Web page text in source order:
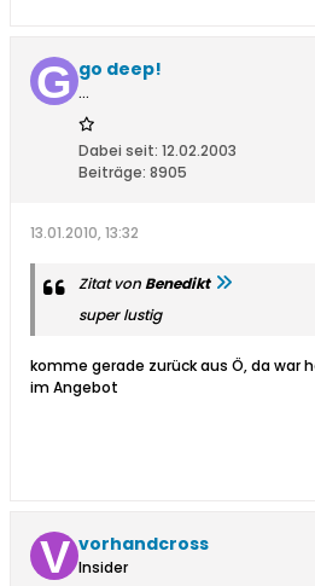
go deep!
...
Dabei seit: 12.02.2003
Beiträge: 8905
13.01.2010, 13:32
Zitat vonBenedikt
super lustig
komme gerade zurück aus Ö, da war
im Angebot
vorhandcross
Insider